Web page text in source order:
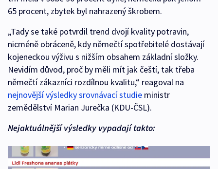
65 procent, zbytek byl nahrazený škrobem.
„Tady se také potvrdil trend dvojí kvality potravin,
nicméně obráceně, kdy němečtí spotřebitelé dostávají
kojeneckou výživu s nižším obsahem základní složky.
Nevidím důvod, proč by měli mít jak čeští, tak třeba
němečtí zákazníci rozdílnou kvalitu,“ reagoval na
nejnovější výsledky srovnávací studie ministr
zemědělství Marian Jurečka (KDU-ČSL).
Nejaktuálnější výsledky vypadají takto: